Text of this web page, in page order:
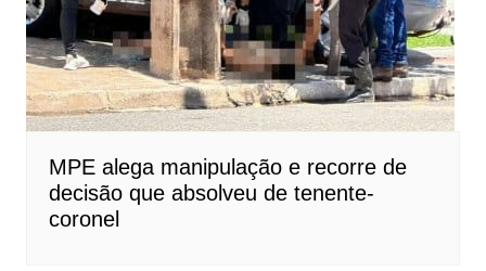
MPE alega manipulação e recorre de
decisão que absolveu de tenente-
coronel